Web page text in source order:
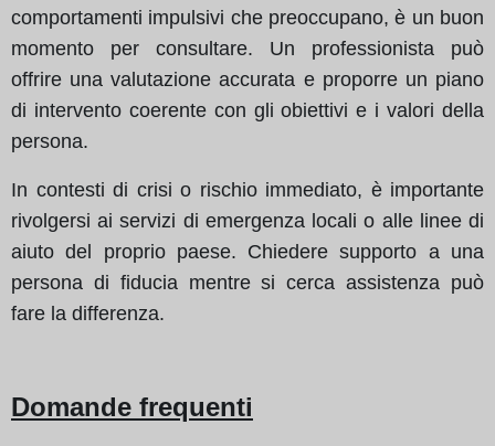
comportamenti impulsivi che preoccupano, è un buon
momento per consultare. Un professionista può
offrire una valutazione accurata e proporre un piano
di intervento coerente con gli obiettivi e i valori della
persona.
In contesti di crisi o rischio immediato, è importante
rivolgersi ai servizi di emergenza locali o alle linee di
aiuto del proprio paese. Chiedere supporto a una
persona di fiducia mentre si cerca assistenza può
fare la differenza.
Domande frequenti